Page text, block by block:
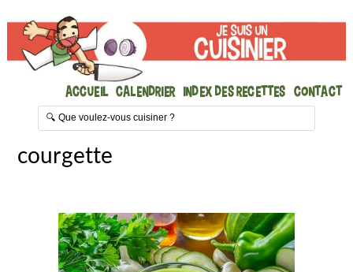
Accueil Calendrier Index des recettes Contact
courgette